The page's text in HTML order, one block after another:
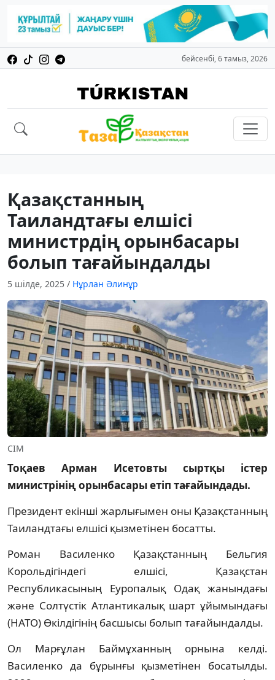
бейсенбі, 6 тамыз, 2026
Қазақстанның
Таиландтағы елшісі
министрдің орынбасары
болып тағайындалды
5 шілде, 2025 / Нұрлан Әлинұр
СІМ
Тоқаев Арман Исетовты сыртқы істер
министрінің орынбасары етіп тағайындады.
Президент екінші жарлығымен оны Қазақстанның
Таиландтағы елшісі қызметінен босатты.
Роман Василенко Қазақстанның Бельгия
Корольдігіндегі елшісі, Қазақстан
Республикасының Еуропалық Одақ жанындағы
және Солтүстік Атлантикалық шарт ұйымындағы
(НАТО) Өкілдігінің басшысы болып тағайындалды.
Ол Марғұлан Баймұханның орнына келді.
Василенко да бұрынғы қызметінен босатылды.